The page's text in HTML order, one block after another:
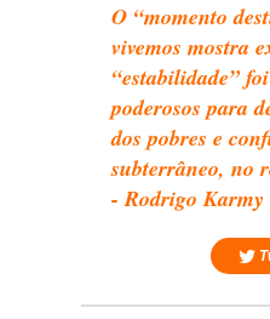
O “momento
vivemos mostra
“estabilidade”
poderosos para
dos pobres e
subterrâneo, no
- Rodrigo Karmy